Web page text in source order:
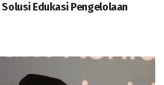
Solusi Edukasi Pengelolaan